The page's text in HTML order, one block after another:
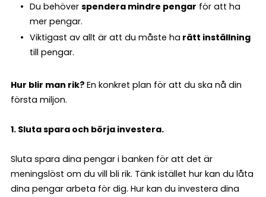
Du behöver spendera mindre pengar för att ha
mer pengar.
Viktigast av allt är att du måste ha rätt inställning
till pengar.
Hur blir man rik? En konkret plan för att du ska nå din
första miljon.
1. Sluta spara och börja investera.
Sluta spara dina pengar i banken för att det är
meningslöst om du vill bli rik. Tänk istället hur kan du låta
dina pengar arbeta för dig. Hur kan du investera dina